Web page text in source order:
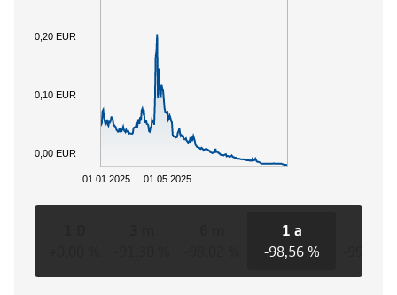
01.01.2025 01.05.2025
0,00 EUR
0,10 EUR
0,20 EUR
1 a
-98,56 %